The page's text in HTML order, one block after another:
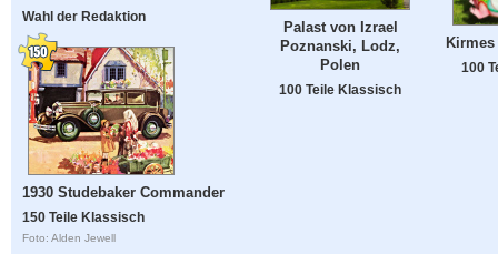
Wahl der Redaktion
1930 Studebaker Commander
150 Teile Klassisch
Foto: Alden Jewell
Palast von Izrael
Poznanski, Lodz,
Polen
100 Teile Klassisch
100